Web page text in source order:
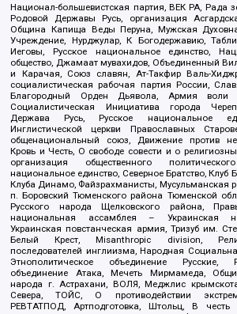
Национал-большевистская партия, ВЕК РА, Рада
Родовой Державы Русь, организация
Община Капища Веды Перуна, Мужская
Учреждение, Нурджулар, К Богодержавию,
Иеговы, Русское национальное единство,
общество, Джамаат мувахидов, Объединенный
и Карачая, Союз славян, Ат-Такфир Валь-
социалистическая рабочая партия России,
Благородный Орден Дьявола, Армия воли
Социалистическая Инициатива города
Держава Русь, Русское национальное
Инглистической церкви Православных
общенациональный союз, Движение против
Кровь и Честь, О свободе совести и о
организация общественного
национальное единство, Северное Братство, Клуб
Клуба Динамо, Файзрахманисты, Мусульманская
п. Боровский Тюменского района Тюменской
Русского народа Щелковского района,
национальная ассамблея – Украинская
Украинская повстанческая армия, Тризуб им.
Белый Крест, Misanthropic division,
последователей инглиизма, Народная
Этнополитическое объединение Русские,
объединение Атака, Мечеть Мирмамеда,
народа г. Астрахани, ВОЛЯ, Меджлис
Севера, ТОЙС, О противодействии
РЕВТАТПОД, Артподготовка, Штольц, В